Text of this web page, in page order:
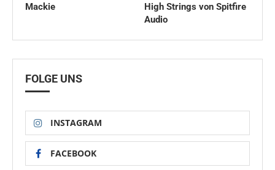
Mackie
High Strings von Spitfire
Audio
FOLGE UNS
INSTAGRAM
FACEBOOK